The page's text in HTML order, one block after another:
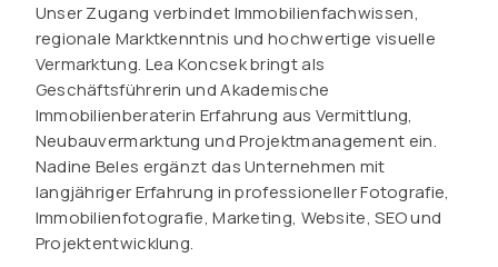
Unser Zugang verbindet Immobilienfachwissen,
regionale Marktkenntnis und hochwertige visuelle
Vermarktung. Lea Koncsek bringt als
Geschäftsführerin und Akademische
Immobilienberaterin Erfahrung aus Vermittlung,
Neubauvermarktung und Projektmanagement ein.
Nadine Beles ergänzt das Unternehmen mit
langjähriger Erfahrung in professioneller Fotografie,
Immobilienfotografie, Marketing, Website, SEO und
Projektentwicklung.